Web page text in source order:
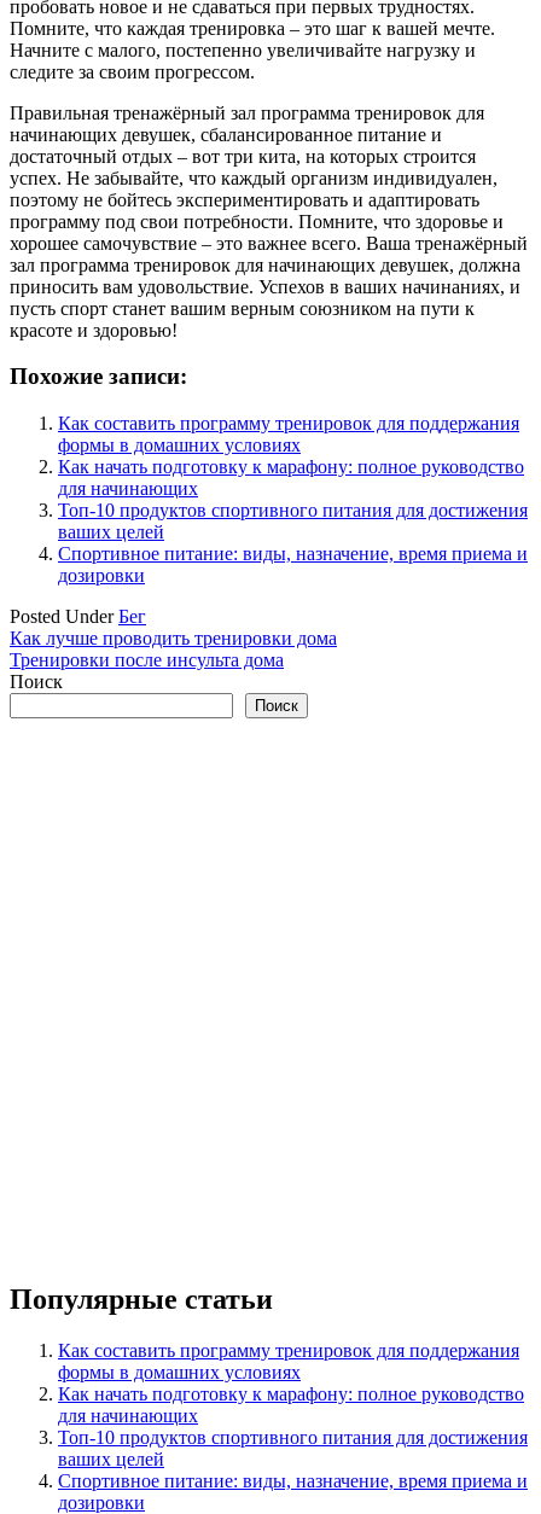
пробовать новое и не сдаваться при первых трудностях.
Помните, что каждая тренировка – это шаг к вашей мечте.
Начните с малого, постепенно увеличивайте нагрузку и
следите за своим прогрессом.
Правильная тренажёрный зал программа тренировок для
начинающих девушек, сбалансированное питание и
достаточный отдых – вот три кита, на которых строится
успех. Не забывайте, что каждый организм индивидуален,
поэтому не бойтесь экспериментировать и адаптировать
программу под свои потребности. Помните, что здоровье и
хорошее самочувствие – это важнее всего. Ваша тренажёрный
зал программа тренировок для начинающих девушек, должна
приносить вам удовольствие. Успехов в ваших начинаниях, и
пусть спорт станет вашим верным союзником на пути к
красоте и здоровью!
Похожие записи:
Как составить программу тренировок для поддержания
формы в домашних условиях
Как начать подготовку к марафону: полное руководство
для начинающих
Топ-10 продуктов спортивного питания для достижения
ваших целей
Спортивное питание: виды, назначение, время приема и
дозировки
Posted UnderБег
Навигация
по
Как лучше проводить тренировки дома
Тренировки после инсульта дома
Поиск
Поиск
Популярные статьи
Как составить программу тренировок для поддержания
формы в домашних условиях
Как начать подготовку к марафону: полное руководство
для начинающих
Топ-10 продуктов спортивного питания для достижения
ваших целей
Спортивное питание: виды, назначение, время приема и
дозировки